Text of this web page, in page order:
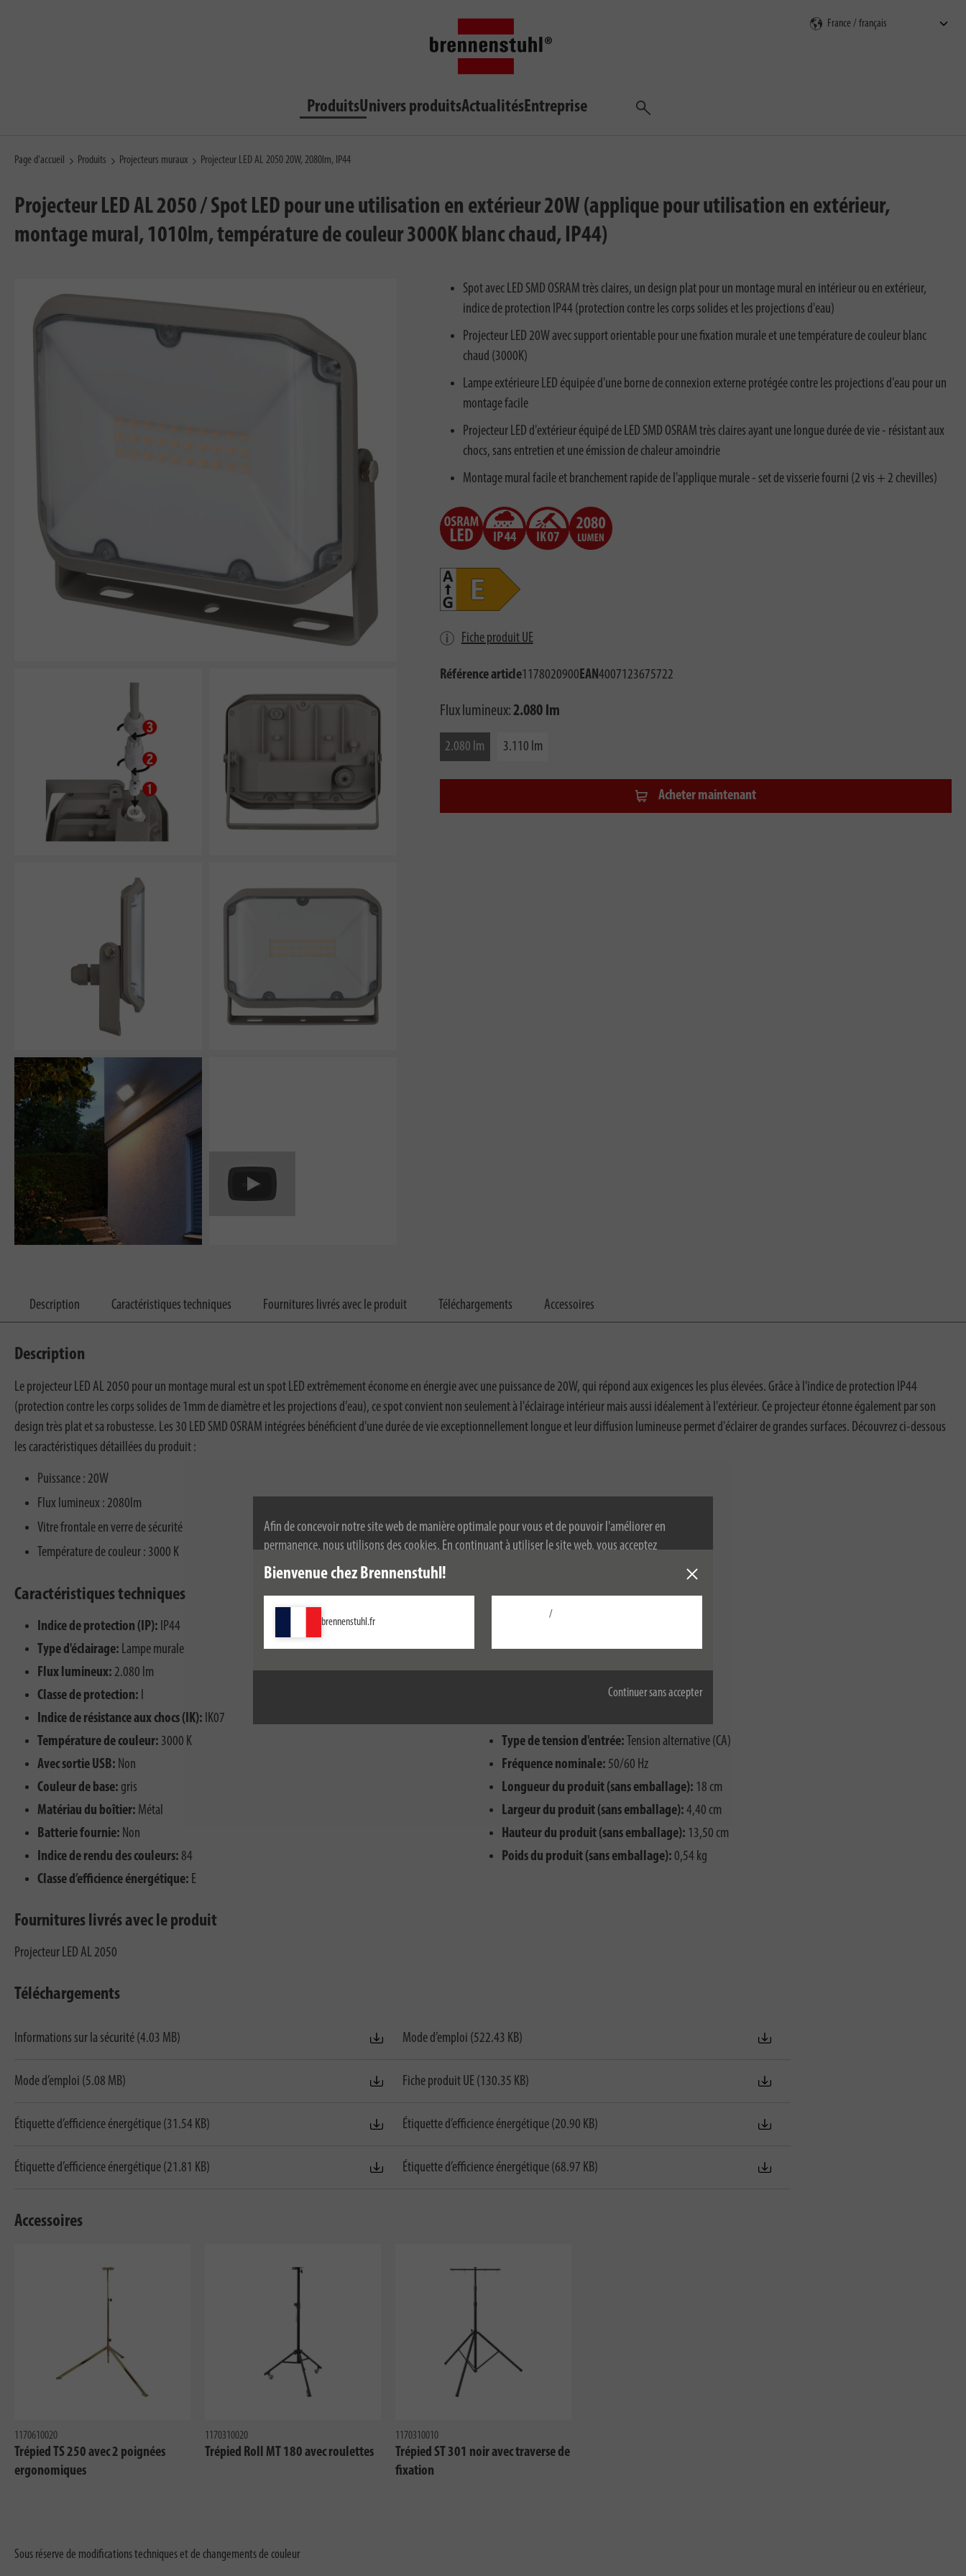
Afin de concevoir notre site web de manière optimale pour vous et de pouvoir l'améliorer en
permanence, nous utilisons des cookies. En continuant à utiliser le site web, vous acceptez
l'utilisation de cookies. Pour plus d'informations sur les cookies, veuillez consulter notre politique
de confidentialité.
Continuer sans accepter
Bienvenue chez Brennenstuhl!
brennenstuhl.fr
/
ProduitsUnivers produitsActualitésEntreprise
Rechercher
Page d'accueil Produits Projecteurs muraux Projecteur LED AL 2050 20W, 2080lm, IP44
Projecteur LED AL 2050 / Spot LED pour une utilisation en extérieur 20W (applique pour utilisation en extérieur,
montage mural, 1010lm, température de couleur 3000K blanc chaud, IP44)
Spot avec LED SMD OSRAM très claires, un design plat pour un montage mural en intérieur ou en extérieur,
indice de protection IP44 (protection contre les corps solides et les projections d'eau)
Projecteur LED 20W avec support orientable pour une fixation murale et une température de couleur blanc
chaud (3000K)
Lampe extérieure LED équipée d'une borne de connexion externe protégée contre les projections d'eau pour un
montage facile
Projecteur LED d'extérieur équipé de LED SMD OSRAM très claires ayant une longue durée de vie - résistant aux
chocs, sans entretien et une émission de chaleur amoindrie
Montage mural facile et branchement rapide de l'applique murale - set de visserie fourni (2 vis + 2 chevilles)
Fiche produit UE
Référence article1178020900EAN4007123675722
Flux lumineux:2.080 lm
2.080 lm 3.110 lm
Acheter maintenant
Description Caractéristiques techniques Fournitures livrés avec le produit Téléchargements Accessoires
Description
Le projecteur LED AL 2050 pour un montage mural est un spot LED extrêmement économe en énergie avec une puissance de 20W, qui répond aux exigences les plus élevées. Grâce à l'indice de protection IP44
(protection contre les corps solides de 1mm de diamètre et les projections d'eau), ce spot convient non seulement à l'éclairage intérieur mais aussi idéalement à l'extérieur. Ce projecteur étonne également par son
design très plat et sa robustesse. Les 30 LED SMD OSRAM intégrées bénéficient d'une durée de vie exceptionnellement longue et leur diffusion lumineuse permet d'éclairer de grandes surfaces. Découvrez ci-dessous
les caractéristiques détaillées du produit :
Puissance : 20W
Flux lumineux : 2080lm
Vitre frontale en verre de sécurité
Température de couleur : 3000 K
Caractéristiques techniques
Indice de protection (IP): IP44
Type d'éclairage: Lampe murale
Flux lumineux: 2.080 lm
Classe de protection: I
Indice de résistance aux chocs (IK): IK07
Température de couleur: 3000 K
Avec sortie USB: Non
Couleur de base: gris
Matériau du boîtier: Métal
Batterie fournie: Non
Indice de rendu des couleurs: 84
Classe d’efficience énergétique: E
Angle de faisceau:108 °
Puissance en mode veille:0 W
Min. Tension d'entrée nominale:220 V
Type de tension d'entrée: Tension alternative (CA)
Fréquence nominale: 50/60 Hz
Longueur du produit (sans emballage): 18 cm
Largeur du produit (sans emballage): 4,40 cm
Hauteur du produit (sans emballage): 13,50 cm
Poids du produit (sans emballage): 0,54 kg
Fournitures livrés avec le produit
Projecteur LED AL 2050
Téléchargements
Informations sur la sécurité (4.03 MB) Mode d’emploi (522.43 KB)
Mode d’emploi (5.08 MB) Fiche produit UE (130.35 KB)
Étiquette d’efficience énergétique (31.54 KB) Étiquette d’efficience énergétique (20.90 KB)
Étiquette d’efficience énergétique (21.81 KB) Étiquette d’efficience énergétique (68.97 KB)
Accessoires
1170610020
Trépied TS 250 avec 2 poignées
ergonomiques
1170310020
Trépied Roll MT 180 avec roulettes
1170310010
Trépied ST 301 noir avec traverse de
fixation
Sous réserve de modifications techniques et de changements de couleur